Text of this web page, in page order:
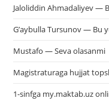
Jaloliddin Ahmadaliyev —
G’aybulla Tursunov — Bu
Mustafo — Seva olasanmi
Magistraturaga hujjat
1-sinfga my.maktab.uz